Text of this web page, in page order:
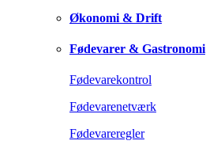
Økonomi & Drift
Fødevarer & Gastronomi
Fødevarekontrol
Fødevarenetværk
Fødevareregler